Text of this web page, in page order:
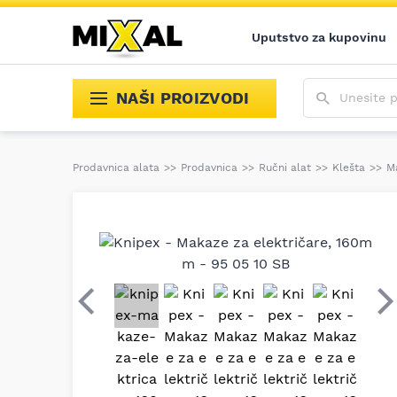
Uputstvo za kupovinu
NAŠI PROIZVODI
Prodavnica alata >> Prodavnica >> Ručni alat >> Klešta >>
Prethodni